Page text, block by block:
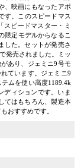
、映画にもなったアポ
す。このスピードマス
スピードマスター・ミ
限定モデルからなるこ
した。セットが発売さ
発売されました。ミッ
あり、ジェミニ9号モ
ています。ジェミニ9
ムを使い高度1189.4k
ディションです。いま
てはもちろん、製造本
おすすめです。